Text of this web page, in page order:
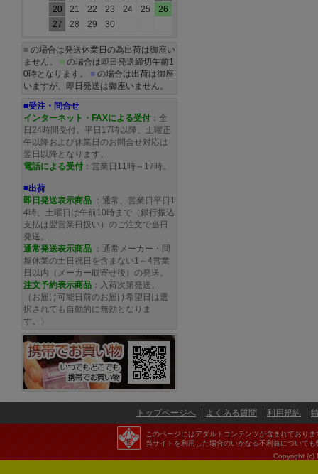
20
21 22 23 24 25
26
27
28 29 30
■ の場合は発送休業日の為出荷は御座い
ません。 ■ の場合は即日発送締切午前1
0時となります。 ■ の場合は出荷は御座
いますが、即日発送は御座いません。
■受注・問合せ
インターネット・FAXによる受付 ：全
日24時間受付。平日17時以降、土曜正
午以降および休業日のお問合せ対応は
翌日以降となります。
電話による受付 ：営業日11時～17時。
■出荷
即日発送表示商品 ：通常、営業日平日1
4時、土曜日は午前10時まで（銀行振込
支払は翌営業日扱い）のご注文で当日
発送。
通常発送表示商品 ：通常メーカー・問
屋休業の土日祝日を含まない1～4営業
日以内（メーカー取寄せ後）の発送。
注文予約表示商品 ：入荷次第発送。
（お届け可能日前のお届け希望日は選
択されても自動的に無効となりま
す。）
トップページへ よくある質問 利用規約
このページにはアダルトコンテンツが含まれており
当サイトを利用した場合のいかなる不利益について
Copyright (c)